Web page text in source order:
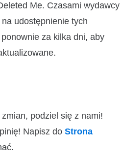
Me. Czasami wydawcy
udostępnienie tych
za kilka dni, aby
podziel się z nami!
Napisz do Strona